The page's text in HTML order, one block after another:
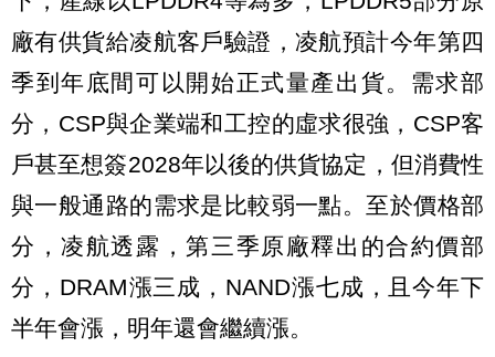
廠有供貨給凌航客戶驗證，凌航預計今年第四
季到年底間可以開始正式量產出貨。需求部
分，CSP與企業端和工控的虛求很強，CSP客
戶甚至想簽2028年以後的供貨協定，但消費性
與一般通路的需求是比較弱一點。至於價格部
分，凌航透露，第三季原廠釋出的合約價部
分，DRAM漲三成，NAND漲七成，且今年下
半年會漲，明年還會繼續漲。